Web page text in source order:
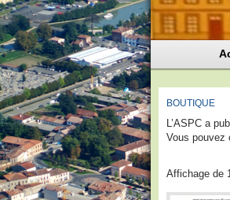
BOUTIQUE
L’ASPC a
Vous pouvez
Affichage de